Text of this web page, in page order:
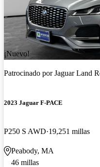
¡Nuevo!
Patrocinado porJaguar Land
2023 Jaguar F-PACE
P250 S AWD 19,251 millas
Peabody, MA
46 millas